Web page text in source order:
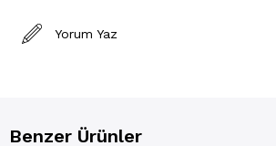
Yorum Yaz
Benzer Ürünler